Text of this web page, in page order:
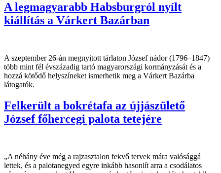
A legmagyarabb Habsburgról nyílt
kiállítás a Várkert Bazárban
A szeptember 26-án megnyitott tárlaton József nádor (1796–1847)
több mint fél évszázadig tartó magyarországi kormányzását és a
hozzá kötődő helyszíneket ismerhetik meg a Várkert Bazárba
látogatók.
Felkerült a bokrétafa az újjászülető
József főhercegi palota tetejére
„A néhány éve még a rajzasztalon fekvő tervek mára valósággá
lettek, és a palotanegyed egyre inkább hasonlít arra a csodálatos